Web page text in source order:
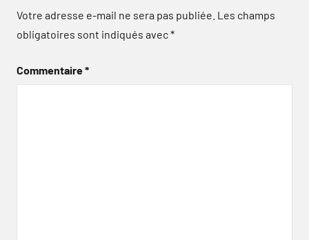
Votre adresse e-mail ne sera pas publiée. Les champs
obligatoires sont indiqués avec*
Commentaire*